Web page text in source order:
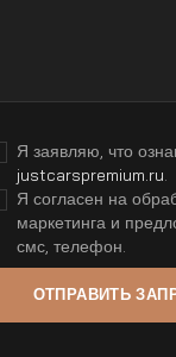
Я заявляю, что
justcarspremium.ru
Я согласен на
маркетинга и
смс, телефон.